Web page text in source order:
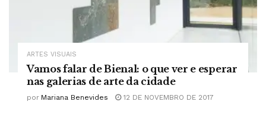
ARTES VISUAIS
Vamos falar de Bienal: o que ver e esperar
nas galerias de arte da cidade
por Mariana Benevides 12 DE NOVEMBRO DE 2017